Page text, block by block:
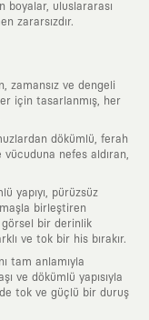
boyalar, uluslararası
zararsızdır.
zamansız ve dengeli
için tasarlanmış, her
dökümlü, ferah
nefes aldıran,
yapıyı, pürüzsüz
birleştiren
bir derinlik
ve tok bir his bırakır.
tam anlamıyla
ve dökümlü yapısıyla
tok ve güçlü bir duruş